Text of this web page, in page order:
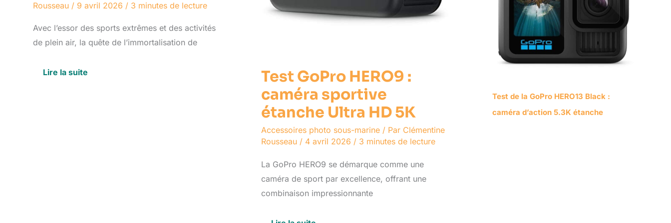
Rousseau / 9 avril 2026 / 3 minutes de lecture
Avec l’essor des sports extrêmes et des activités
de plein air, la quête de l’immortalisation de
Lire la suite
Test GoPro HERO9 :
caméra sportive
étanche Ultra HD 5K
Accessoires photo sous-marine / Par Clémentine
Rousseau / 4 avril 2026 / 3 minutes de lecture
La GoPro HERO9 se démarque comme une
caméra de sport par excellence, offrant une
combinaison impressionnante
Test de la GoPro HERO13 Black :
caméra d’action 5.3K étanche